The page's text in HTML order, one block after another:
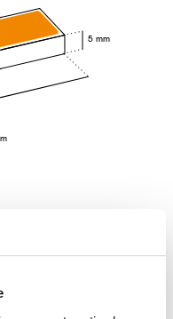
5 mm
colore argento.
della scocca,
di lacci o
contenute e